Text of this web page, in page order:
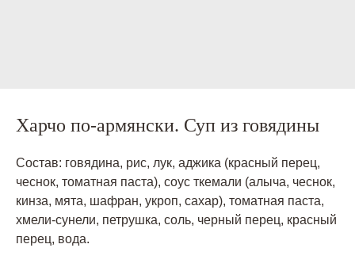
Харчо по-армянски. Суп из говядины
Состав: говядина, рис, лук, аджика (красный перец,
чеснок, томатная паста), соус ткемали (алыча, чеснок,
кинза, мята, шафран, укроп, сахар), томатная паста,
хмели-сунели, петрушка, соль, черный перец, красный
перец, вода.